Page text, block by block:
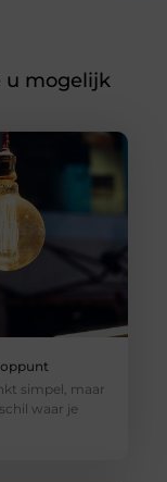
u mogelijk
simpel, maar
waar je